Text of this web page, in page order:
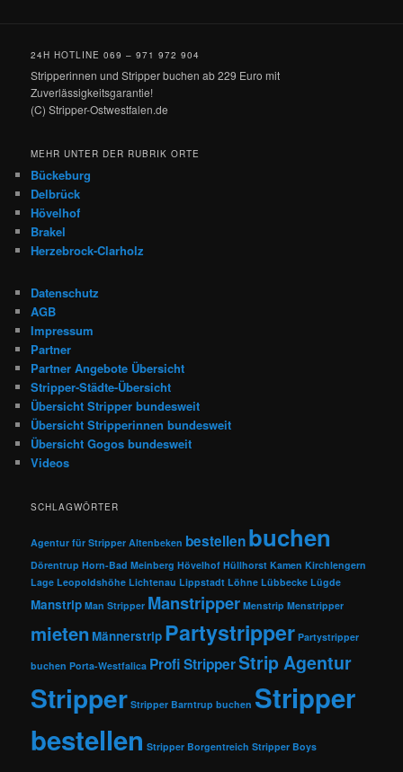
24H HOTLINE 069 – 971 972 904
Stripperinnen und Stripper buchen ab 229 Euro mit
Zuverlässigkeitsgarantie!
(C) Stripper-Ostwestfalen.de
MEHR UNTER DER RUBRIK ORTE
Bückeburg
Delbrück
Hövelhof
Brakel
Herzebrock-Clarholz
Datenschutz
AGB
Impressum
Partner
Partner Angebote Übersicht
Stripper-Städte-Übersicht
Übersicht Stripper bundesweit
Übersicht Stripperinnen bundesweit
Übersicht Gogos bundesweit
Videos
SCHLAGWÖRTER
Agentur für Stripper Altenbeken bestellenbuchen
Dörentrup Horn-Bad Meinberg Hövelhof Hüllhorst Kamen Kirchlengern
Lage Leopoldshöhe Lichtenau Lippstadt Löhne Lübbecke Lügde
Manstrip Man Stripper Manstripper Menstrip Menstripper
mieten Männerstrip Partystripper Partystripper
buchen Porta-Westfalica Profi StripperStrip Agentur
Stripper Stripper Barntrup buchen Stripper
bestellen Stripper Borgentreich Stripper Boys